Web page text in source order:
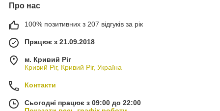
Про нас
100% позитивних з 207 відгуків за рік
Працює з 21.09.2018
м. Кривий Ріг
Кривий Ріг, Кривий Ріг, Україна
Контакти
Сьогодні працює з 09:00 до 22:00